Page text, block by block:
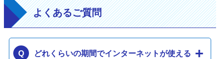
よくあるご質問
どれくらいの期間でインターネットが使える